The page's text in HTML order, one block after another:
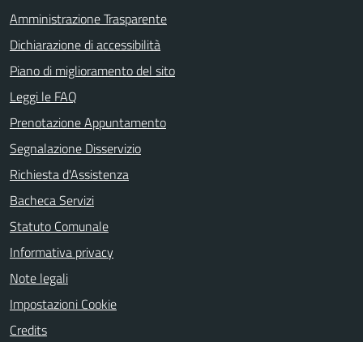
Amministrazione Trasparente
Dichiarazione di accessibilità
Piano di miglioramento del sito
Leggi le FAQ
Prenotazione Appuntamento
Segnalazione Disservizio
Richiesta d'Assistenza
Bacheca Servizi
Statuto Comunale
Informativa privacy
Note legali
Impostazioni Cookie
Credits